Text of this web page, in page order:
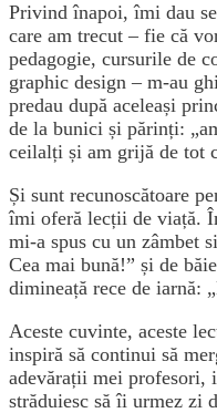
Privind înapoi, îmi dau
care am trecut – fie că
pedagogie, cursurile de
graphic design – m-au
predau după aceleași
de la bunici și părinți:
ceilalți și am grijă de tot
Și sunt recunoscătoare
îmi oferă lecții de viață.
mi-a spus cu un zâmbet
Cea mai bună!” și de
dimineață rece de iarnă:
Aceste cuvinte, aceste
inspiră să continui să
adevărații mei profesori,
străduiesc să îi urmez zi